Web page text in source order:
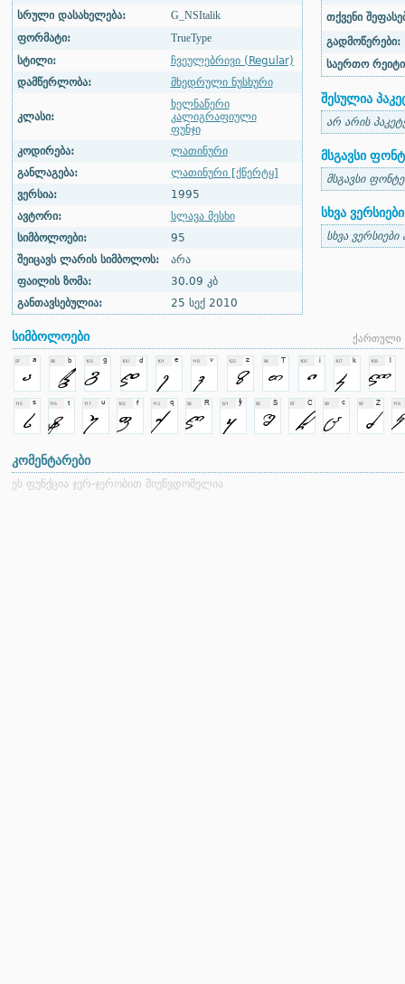
სრული დასახელება:
G_NSItalik
ფორმატი:
TrueType
სტილი:
ჩვეულებრივი (Regular)
დამწერლობა:
მხედრული ნუსხური
კლასი:
ხელნაწერი
კალიგრაფიული
ფუნჯი
კოდირება:
ლათინური
განლაგება:
ლათინური [ქწერტყ]
ვერსია:
1995
ავტორი:
სლავა მესხი
სიმბოლოები:
95
შეიცავს ლარის სიმბოლოს:
არა
ფაილის ზომა:
30.09 კბ
განთავსებულია:
25 სექ 2010
თქვენი
გადმოწერები:
საერთო
შესულია
არ არის
მსგავსი
მსგავსი
სხვა ვერსიები
სხვა
სიმბოლოები ქართული
კომენტარები
ეს ფუნქცია ჯერ-ჯერობით მიუწვდომელია